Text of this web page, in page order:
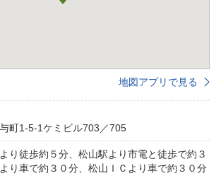
地図アプリで見る
町1-5-1ケミビル703／705
り徒歩約５分、松山駅より市電と徒歩で約３
り車で約３０分、松山ＩＣより車で約３０分